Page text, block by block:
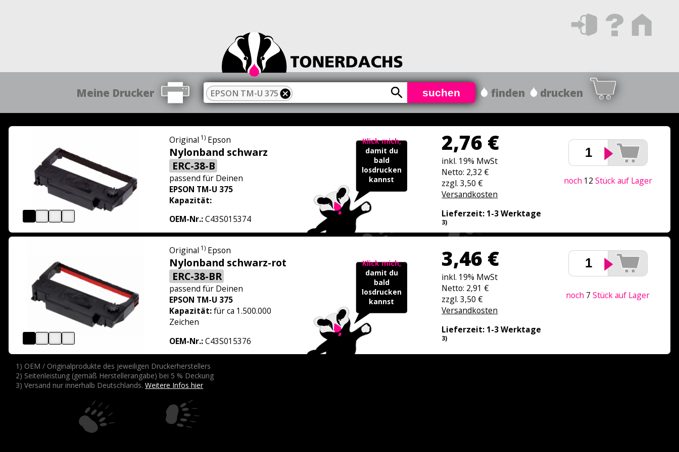
Meine Drucker EPSON TM-U 375 suchen finden drucken
Original 1) Epson
Nylonband schwarz
ERC-38-B
passend für Deinen
EPSON TM-U 375
Kapazität:
OEM-Nr.:C43S015374
Klick mich,
damit du
bald
losdrucken
kannst
2,76 €
inkl. 19% MwSt
Netto: 2,32 €
zzgl. 3,50 €
Versandkosten
Lieferzeit: 1-3 Werktage
3)
noch 12 Stück auf Lager
Original 1) Epson
Nylonband schwarz-rot
ERC-38-BR
passend für Deinen
EPSON TM-U 375
Kapazität:für ca 1.500.000
Zeichen
OEM-Nr.:C43S015376
Klick mich,
damit du
bald
losdrucken
kannst
3,46 €
inkl. 19% MwSt
Netto: 2,91 €
zzgl. 3,50 €
Versandkosten
Lieferzeit: 1-3 Werktage
3)
noch 7Stück auf Lager
1) OEM / Originalprodukte des jeweiligen Druckerherstellers
2) Seitenleistung (gemäß Herstellerangabe) bei 5 % Deckung
3) Versand nur innerhalb Deutschlands.Weitere Infos hier